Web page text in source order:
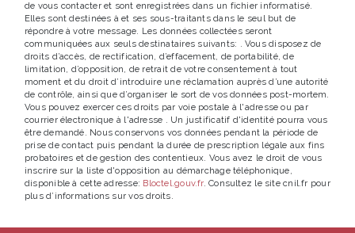
de vous contacter et sont enregistrées dans un fichier informatisé.
Elles sont destinées à et ses sous-traitants dans le seul but de
répondre à votre message. Les données collectées seront
communiquées aux seuls destinataires suivants: . Vous disposez de
droits d’accès, de rectification, d’effacement, de portabilité, de
limitation, d’opposition, de retrait de votre consentement à tout
moment et du droit d’introduire une réclamation auprès d’une autorité
de contrôle, ainsi que d’organiser le sort de vos données post-mortem.
Vous pouvez exercer ces droits par voie postale à l'adresse ou par
courrier électronique à l'adresse . Un justificatif d'identité pourra vous
être demandé. Nous conservons vos données pendant la période de
prise de contact puis pendant la durée de prescription légale aux fins
probatoires et de gestion des contentieux. Vous avez le droit de vous
inscrire sur la liste d'opposition au démarchage téléphonique,
disponible à cette adresse: Bloctel.gouv.fr. Consultez le site cnil.fr pour
plus d’informations sur vos droits.